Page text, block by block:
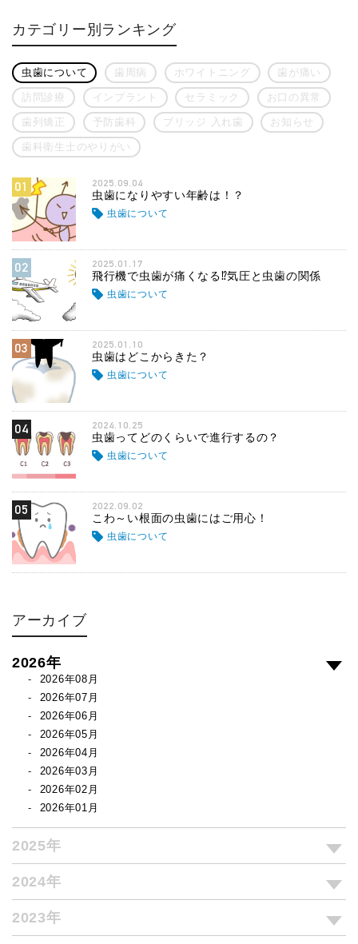
カテゴリー別ランキング
虫歯について 歯周病 ホワイトニング 歯が痛い
訪問診療 インプラント セラミック お口の異常
歯列矯正 予防歯科 ブリッジ 入れ歯 お知らせ
歯科衛生士のやりがい
01 2025.09.04
虫歯になりやすい年齢は！？
虫歯について
02 2025.01.17
飛行機で虫歯が痛くなる⁉気圧と虫歯の関係
虫歯について
03 2025.01.10
虫歯はどこからきた？
虫歯について
04 2024.10.25
虫歯ってどのくらいで進行するの？
虫歯について
05 2022.09.02
こわ～い根面の虫歯にはご用心！
虫歯について
アーカイブ
2026年
2026年08月
2026年07月
2026年06月
2026年05月
2026年04月
2026年03月
2026年02月
2026年01月
2025年
2024年
2023年